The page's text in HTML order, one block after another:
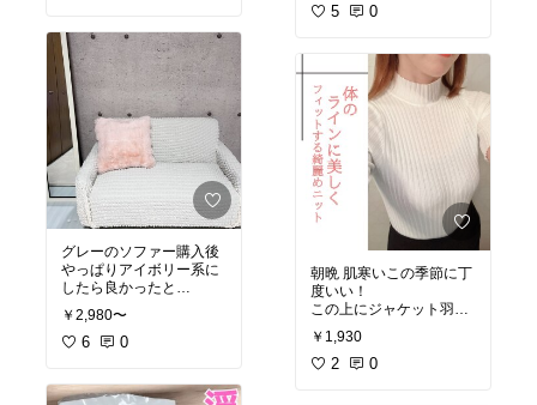
ターンオーバー促進、ニ
キビ・肌荒れ予防、コラ
ーゲン生成を助ける、保
湿効果とデパコスよりよ
っぽどお肌キレイになる
よ！
#オリジナル写真
#買ってよかった
#美肌効果
#食べる美容液
#コラーゲン生成
#ハトムギ
#食べるハトムギ
#おすすめ商品
グレーのソファー購入後
やっぱりアイボリー系に
したら良かったと
思っていたら めちゃくち
ゃ可愛い ソファーカバー
を見つけました♬｡.
て大満足♡♡
￥2,980〜
6 0
#オリジナル写真
#綺麗めTシャツ
#韓国スタイル
#おすすめ商品
#楽天room
5 0
朝晩 肌寒いこの季節に丁
度いい！
この上にジャケット羽織
って オフィススタイルに
もOK!
首周り締め付け感なしで
￥1,930
2 0